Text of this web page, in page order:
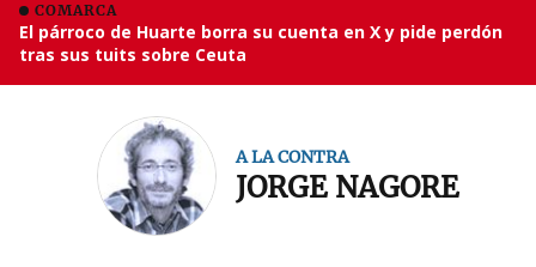
COMARCA
El párroco de Huarte borra su cuenta en X y pide perdón
tras sus tuits sobre Ceuta
A LA CONTRA
JORGE NAGORE